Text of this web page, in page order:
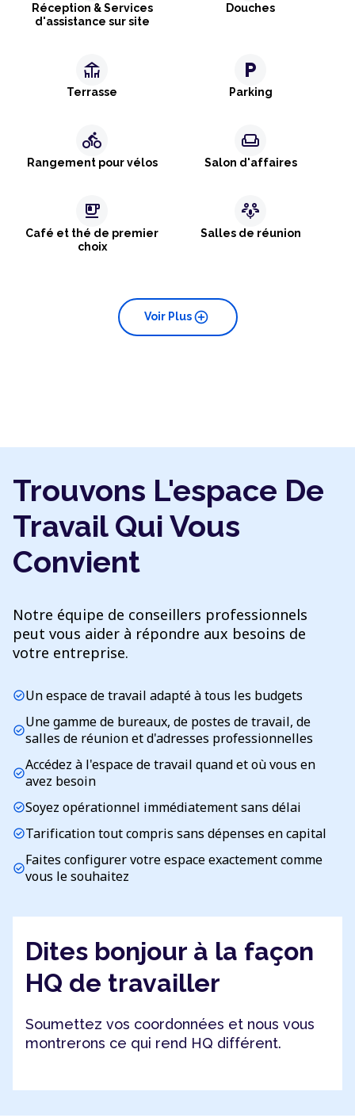
Réception & Services
d'assistance sur site
Douches
deck
Terrasse
local_parking
Parking
directions_bike
Rangement pour vélos
weekend
Salon d'affaires
emoji_food_beverage
Café et thé de premier
choix
adaptive_audio_mic
Salles de réunion
add_circle
Voir Plus
Trouvons L'espace De
Travail Qui Vous
Convient
Notre équipe de conseillers professionnels
peut vous aider à répondre aux besoins de
votre entreprise.
check_circleUn espace de travail adapté à tous les budgets
check_circleUne gamme de bureaux, de postes de travail, de
salles de réunion et d'adresses professionnelles
check_circleAccédez à l'espace de travail quand et où vous en
avez besoin
check_circleSoyez opérationnel immédiatement sans délai
check_circleTarification tout compris sans dépenses en capital
check_circleFaites configurer votre espace exactement comme
vous le souhaitez
Dites bonjour à la façon
HQ de travailler
Soumettez vos coordonnées et nous vous
montrerons ce qui rend HQ différent.